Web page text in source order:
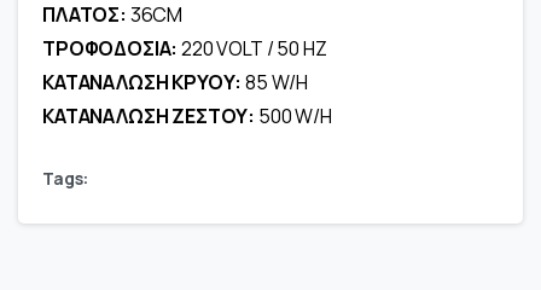
ΠΛΑΤΟΣ: 36CM
ΤΡΟΦΟΔΟΣΙΑ: 220 VOLT / 50 HZ
ΚΑΤΑΝΑΛΩΣΗ ΚΡΥΟΥ: 85 W/H
ΚΑΤΑΝΑΛΩΣΗ ΖΕΣΤΟΥ: 500 W/H
Tags: